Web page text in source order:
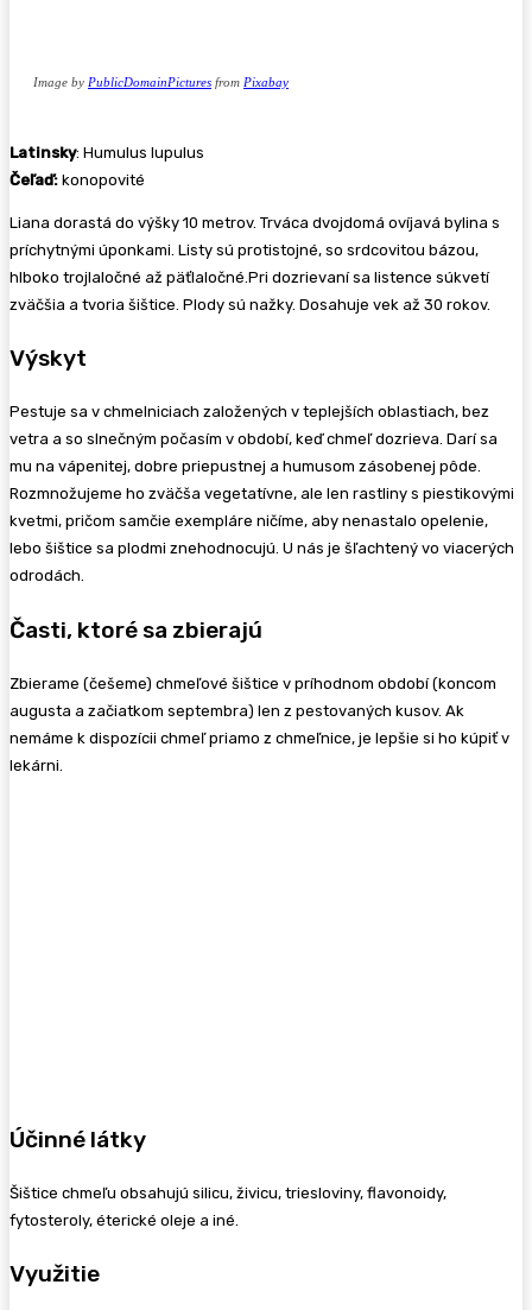
Image by PublicDomainPictures from Pixabay
Latinsky: Humulus lupulus
Čeľaď: konopovité
Liana dorastá do výšky 10 metrov. Trváca dvojdomá ovíjavá bylina s
príchytnými úponkami. Listy sú protistojné, so srdcovitou bázou,
hlboko trojlaločné až päťlaločné.Pri dozrievaní sa listence súkvetí
zväčšia a tvoria šištice. Plody sú nažky. Dosahuje vek až 30 rokov.
Výskyt
Pestuje sa v chmelniciach založených v teplejších oblastiach, bez
vetra a so slnečným počasím v období, keď chmeľ dozrieva. Darí sa
mu na vápenitej, dobre priepustnej a humusom zásobenej pôde.
Rozmnožujeme ho zväčša vegetatívne, ale len rastliny s piestikovými
kvetmi, pričom samčie exempláre ničíme, aby nenastalo opelenie,
lebo šištice sa plodmi znehodnocujú. U nás je šľachtený vo viacerých
odrodách.
Časti, ktoré sa zbierajú
Zbierame (češeme) chmeľové šištice v príhodnom období (koncom
augusta a začiatkom septembra) len z pestovaných kusov. Ak
nemáme k dispozícii chmeľ priamo z chmeľnice, je lepšie si ho kúpiť v
lekárni.
Účinné látky
Šištice chmeľu obsahujú silicu, živicu, triesloviny, flavonoidy,
fytosteroly, éterické oleje a iné.
Využitie